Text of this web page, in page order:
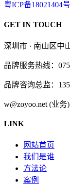
粤ICP备18021404号
GET IN TOUCH
深圳市 · 南山区中
品牌服务热线：
品牌咨询总监：
w@zoyoo.net (业务
LINK
网站首页
我们是谁
方法论
案例